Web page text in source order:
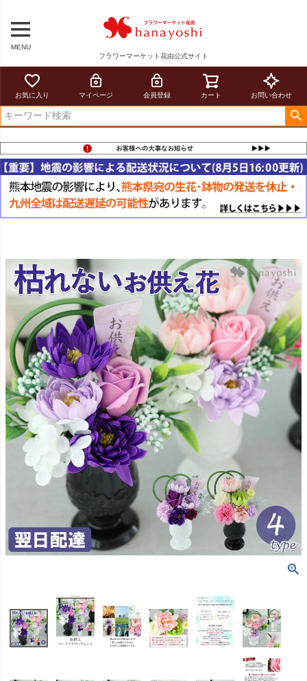
MENU
フラワーマーケット花由公式サイト
お気に入り マイページ 会員登録 カート お問い合わせ